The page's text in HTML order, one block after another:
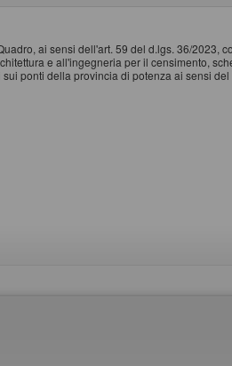
ai sensi dell'art. 59 del d.lgs. 36/2023,
e all'ingegneria per il censimento,
ponti della provincia di potenza ai sensi del